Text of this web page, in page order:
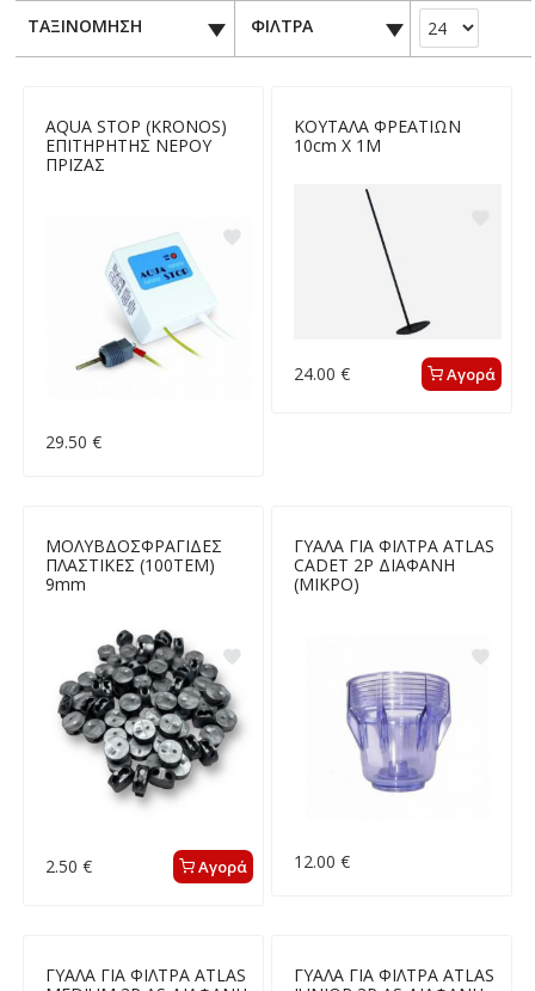
ΤΑΞΙΝΟΜΗΣΗ ΦΙΛΤΡΑ
AQUA STOP (KRONOS)
ΕΠΙΤΗΡΗΤΗΣ ΝΕΡΟΥ
ΠΡΙΖΑΣ
29.50 €
ΚΟΥΤΑΛΑ ΦΡΕΑΤΙΩΝ
10cm X 1Μ
24.00 € Αγορά
ΜΟΛΥΒΔΟΣΦΡΑΓΙΔΕΣ
ΠΛΑΣΤΙΚΕΣ (100ΤΕΜ)
9mm
2.50 € Αγορά
ΓΥΑΛΑ ΓΙΑ ΦΙΛΤΡΑ ATLAS
CADET 2P ΔΙΑΦΑΝΗ
(ΜΙΚΡΟ)
12.00 €
ΓΥΑΛΑ ΓΙΑ ΦΙΛΤΡΑ ATLAS
ΓΥΑΛΑ ΓΙΑ ΦΙΛΤΡΑ ATLAS